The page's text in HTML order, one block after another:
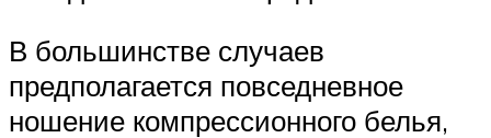
В большинстве случаев
предполагается повседневное
ношение компрессионного белья,